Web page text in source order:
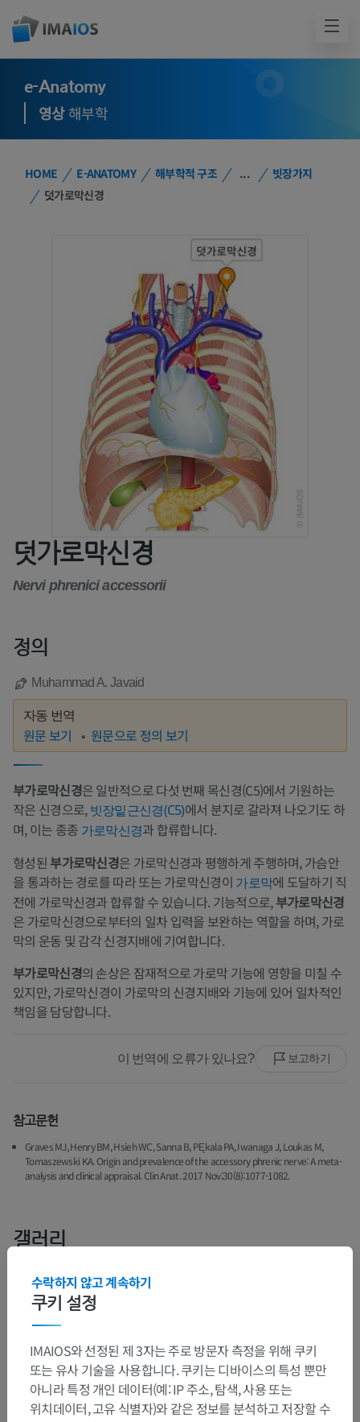
e-Anatomy
영상해부학
HOME E-ANATOMY 해부학적 구조 ...
빗장가지
덧가로막신경
덧가로막신경
Nervi phrenici accessorii
정의
Muhammad A. Javaid
자동 번역
원문 보기 원문으로 정의 보기
부가로막신경은 일반적으로 다섯 번째 목신경(C5)에서 기원하는
작은 신경으로,빗장밑근신경(C5)에서 분지로 갈라져 나오기도 하
며, 이는 종종 가로막신경과 합류합니다.
형성된 부가로막신경은 가로막신경과 평행하게 주행하며, 가슴안
을 통과하는 경로를 따라 또는 가로막신경이 가로막에 도달하기 직
전에 가로막신경과 합류할 수 있습니다. 기능적으로,부가로막신경
은 가로막신경으로부터의 일차 입력을 보완하는 역할을 하며, 가로
막의 운동 및 감각 신경지배에 기여합니다.
부가로막신경의 손상은 잠재적으로 가로막 기능에 영향을 미칠 수
있지만, 가로막신경이 가로막의 신경지배와 기능에 있어 일차적인
책임을 담당합니다.
이 번역에 오류가 있나요? 보고하기
참고문헌
Graves MJ, Henry BM, Hsieh WC, Sanna B, PĘkala PA, Iwanaga J, Loukas M,
Tomaszewski KA. Origin and prevalence of the accessory phrenic nerve: A meta-
analysis and clinical appraisal. Clin Anat. 2017 Nov;30(8):1077-1082.
갤러리
쿠키 설정
수락하지 않고 계속하기
IMAIOS와 선정된 제 3자는 주로 방문자 측정을 위해 쿠키
또는 유사 기술을 사용합니다. 쿠키는 디바이스의 특성 뿐만
아니라 특정 개인 데이터(예: IP 주소, 탐색, 사용 또는
위치데이터, 고유 식별자)와 같은 정보를 분석하고 저장할 수